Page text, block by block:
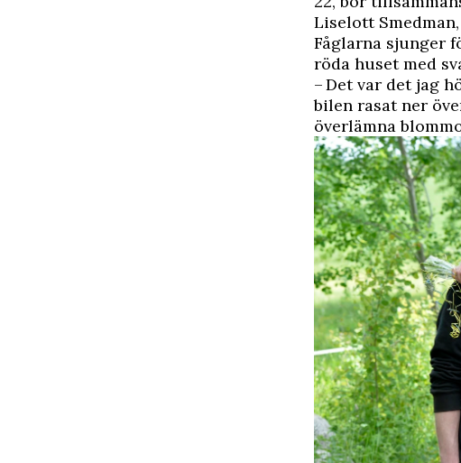
Liselott
Fåglarna sjunger
röda huset med
– Det var det jag
bilen rasat ner
överlämna